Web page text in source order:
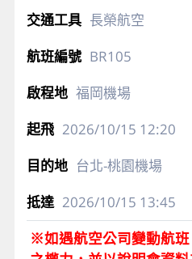
長榮航空
BR105
福岡機場
2026/10/15 12:20
台北-桃園機場
2026/10/15 13:45
※如遇航空公司變動航